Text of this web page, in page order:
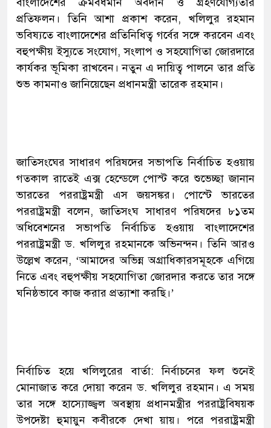
বাংলাদেশের ক্রমবর্ধমান অবদান ও গ্রহণযোগ্যতার
প্রতিফলন। তিনি আশা প্রকাশ করেন, খলিলুর রহমান
ভবিষ্যতে বাংলাদেশের প্রতিনিধিত্ব গর্বের সঙ্গে করবেন এবং
বহুপক্ষীয় ইস্যুতে সংযোগ, সংলাপ ও সহযোগিতা জোরদারে
কার্যকর ভূমিকা রাখবেন। নতুন এ দায়িত্ব পালনে তার প্রতি
শুভ কামনাও জানিয়েছেন প্রধানমন্ত্রী তারেক রহমান।
জাতিসংঘের সাধারণ পরিষদের সভাপতি নির্বাচিত হওয়ায়
গতকাল রাতেই এক্স হেন্ডেলে পোস্ট করে শুভেচ্ছা জানান
ভারতের পররাষ্ট্রমন্ত্রী এস জয়সঙ্কর। পোস্টে ভারতের
পররাষ্ট্রমন্ত্রী বলেন, জাতিসংঘ সাধারণ পরিষদের ৮১তম
অধিবেশনের সভাপতি নির্বাচিত হওয়ায় বাংলাদেশের
পররাষ্ট্রমন্ত্রী ড. খলিলুর রহমানকে অভিনন্দন। তিনি আরও
উল্লেখ করেন, ‘আমাদের অভিন্ন অগ্রাধিকারসমূহকে এগিয়ে
নিতে এবং বহুপক্ষীয় সহযোগিতা জোরদার করতে তার সঙ্গে
ঘনিষ্ঠভাবে কাজ করার প্রত্যাশা করছি।’
নির্বাচিত হয়ে খলিলুরের বার্তা: নির্বাচনের ফল শুনেই
মোনাজাত করে দোয়া করেন ড. খলিলুর রহমান। এ সময়
তার সঙ্গে হাস্যোজ্জ্বল অবস্থায় প্রধানমন্ত্রীর পররাষ্ট্রবিষয়ক
উপদেষ্টা হুমায়ুন কবীরকে দেখা য়ায়। পরে পররাষ্ট্রমন্ত্রী